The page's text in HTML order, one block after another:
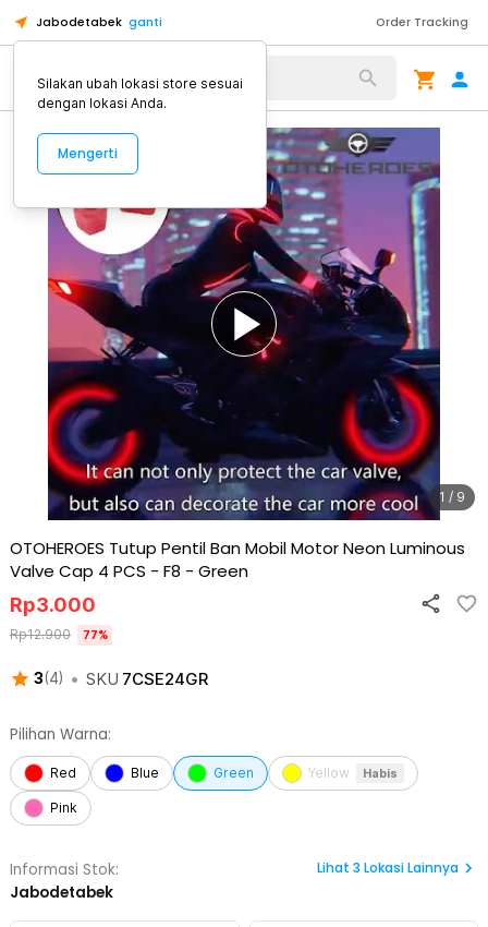
Jabodetabek ganti Order Tracking
Alat Kopi
1 / 9
OTOHEROES Tutup Pentil Ban Mobil Motor Neon Luminous
Valve Cap 4 PCS - F8 - Green
3(4) • SKU 7CSE24GR
Rp3.000
Rp12.900 77%
Pilihan Warna:
Red Blue Green Yellow Habis
Pink
Informasi Stok:
Jabodetabek
Lihat 3 Lokasi Lainnya
Silakan ubah lokasi store sesuai
dengan lokasi Anda.
Mengerti